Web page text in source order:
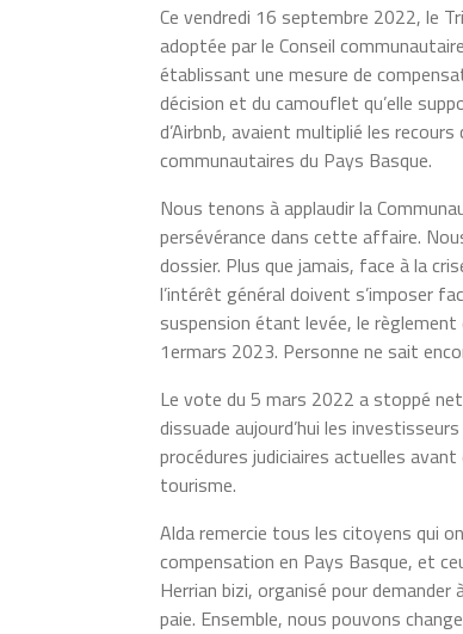
Ce vendredi 16 septembre 2022, le
adoptée par le Conseil
établissant une mesure de
décision et du camouflet qu’elle
d’Airbnb, avaient multiplié les
communautaires du Pays Basque.
Nous tenons à applaudir la
persévérance dans cette affaire.
dossier. Plus que jamais, face à la
l’intérêt général doivent s’imposer
suspension étant levée, le
1ermars 2023. Personne ne sait
Le vote du 5 mars 2022 a stoppé net
dissuade aujourd’hui les
procédures judiciaires actuelles
tourisme.
Alda remercie tous les citoyens qui
compensation en Pays Basque, et
Herrian bizi, organisé pour
paie. Ensemble, nous pouvons